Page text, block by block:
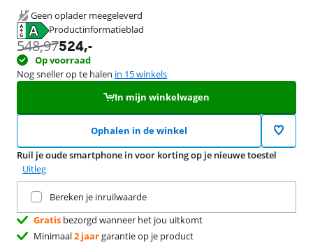
Geen oplader meegeleverd
Productinformatieblad
opent in nieuw tabblad
548,97524,-
Op voorraad
Nog sneller op te halen in 15 winkels
In mijn winkelwagen
Ophalen in de winkel
Ruil je oude smartphone in voor korting op je nieuwe toestel
Uitleg
Bereken je inruilwaarde
Gratis bezorgd wanneer het jou uitkomt
Minimaal2 jaargarantie op je product